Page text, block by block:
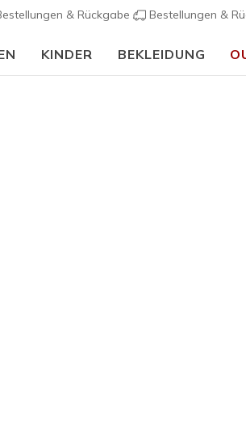
& Rückgabe Bestellungen &
KINDER BEKLEIDUNG